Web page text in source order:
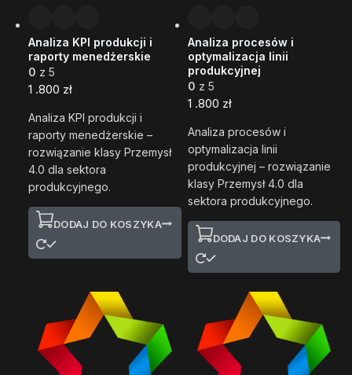
Analiza KPI produkcji i
raporty menedżerskie
0 z 5
1 .800 zł
Analiza KPI produkcji i
raporty menedżerskie –
rozwiązanie klasy Przemysł
4.0 dla sektora
produkcyjnego.
DODAJ DO KOSZYKA
Analiza procesów i
optymalizacja linii
produkcyjnej
0 z 5
1 .800 zł
Analiza procesów i
optymalizacja linii
produkcyjnej – rozwiązanie
klasy Przemysł 4.0 dla
sektora produkcyjnego.
DODAJ DO KOSZYKA